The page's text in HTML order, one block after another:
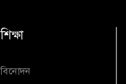
শিক্ষা
বিনোদন